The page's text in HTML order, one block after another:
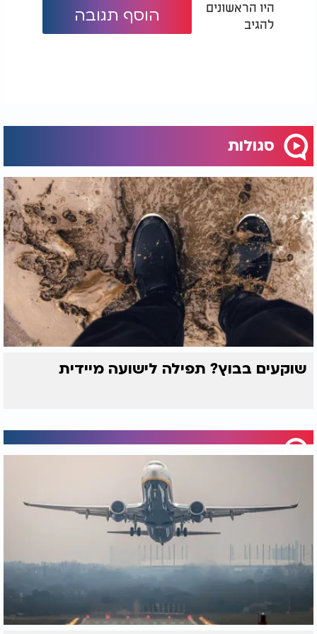
היו הראשונים
להגיב
הוסף תגובה
סגולות
שוקעים בבוץ? תפילה לישועה מיידית